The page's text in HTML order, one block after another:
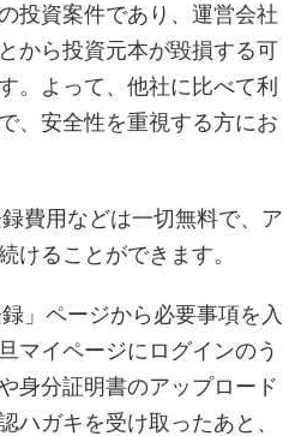
投資案件であり、運営会社
から投資元本が毀損する可
。よって、他社に比べて利
、安全性を重視する方にお
費用などは一切無料で、ア
けることができます。
」ページから必要事項を入
マイページにログインのう
身分証明書のアップロード
ハガキを受け取ったあと、